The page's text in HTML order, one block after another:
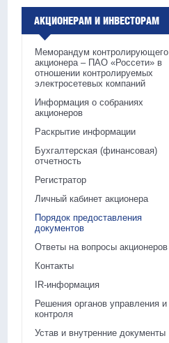
АКЦИОНЕРАМ И ИНВЕСТОРАМ
Меморандум контролирующего
акционера – ПАО «Россети» в
отношении контролируемых
электросетевых компаний
Информация о собраниях
акционеров
Раскрытие информации
Бухгалтерская (финансовая)
отчетность
Регистратор
Личный кабинет акционера
Порядок предоставления
документов
Ответы на вопросы акционеров
Контакты
IR-информация
Решения органов управления и
контроля
Устав и внутренние документы